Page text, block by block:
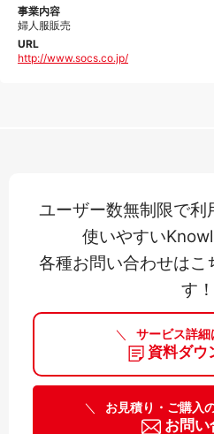
事業内容
婦人服販売
URL
http://www.socs.co.jp/
ユーザー数無制限で利
使いやすい
各種お問い合わせはこ
す！
＼ サービス詳細
資料ダウ
＼ お見積り・ご購入
お問い